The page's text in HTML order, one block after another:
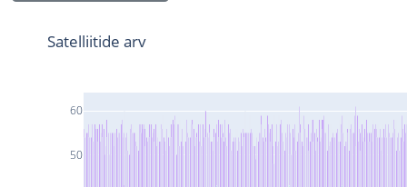
50
60
Satelliitide arv